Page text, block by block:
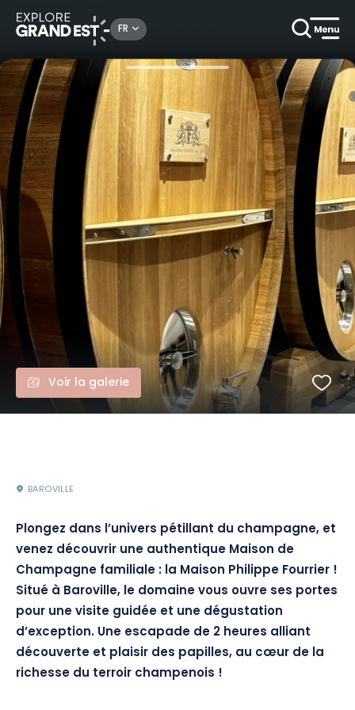
FR
Gastronomie & oenotourisme Visite Guidée et Dégustations 5 Cuvées
Voir la galerie
BAROVILLE
Plongez dans l’univers pétillant du champagne, et
venez découvrir une authentique Maison de
Champagne familiale : la Maison Philippe Fourrier !
Situé à Baroville, le domaine vous ouvre ses portes
pour une visite guidée et une dégustation
d’exception. Une escapade de 2 heures alliant
découverte et plaisir des papilles, au cœur de la
richesse du terroir champenois !